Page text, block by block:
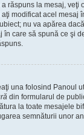
răspuns la mesaj, veţi
modificat acel mesaj
nu va apărea
care să spună ce şi
una folosind Panoul
din formularul de
la toate mesajele
semnăturii unor